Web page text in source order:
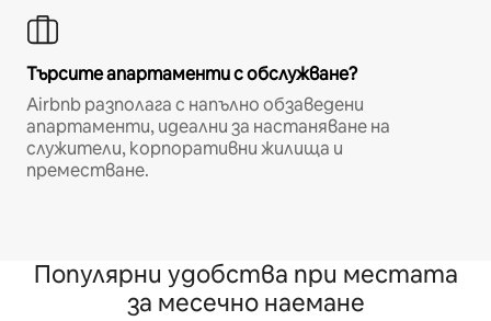
Търсите апартаменти с обслужване?
Airbnb разполага с напълно обзаведени
апартаменти, идеални за настаняване на
служители, корпоративни жилища и
преместване.
Популярни удобства при местата
за месечно наемане